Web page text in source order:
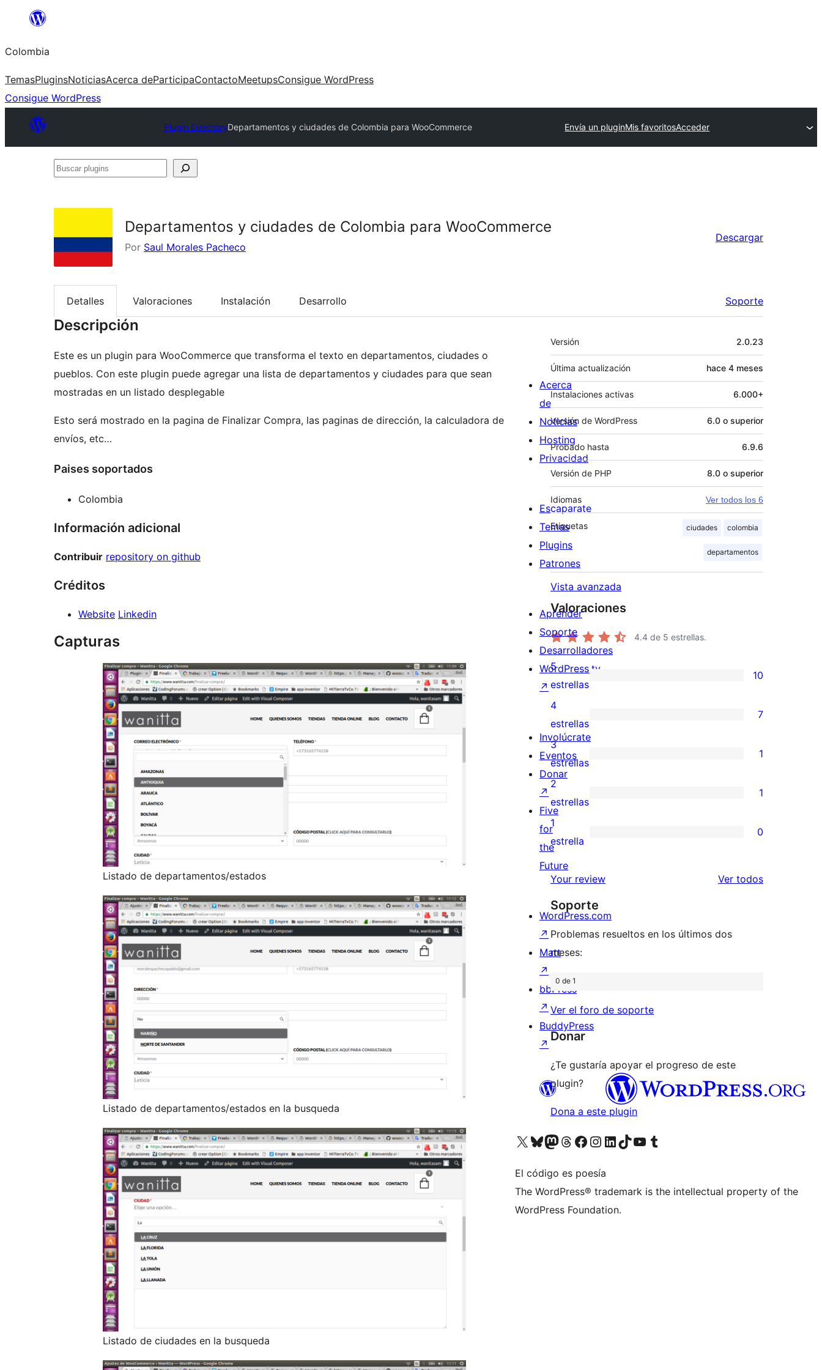
Saltar
contenido
Colombia
TemasPluginsNoticiasAcerca deParticipaContactoMeetupsConsigue WordPress
Consigue WordPress
Plugin DirectoryDepartamentos y ciudades de Colombia para WooCommerce Envía un pluginMis favoritosAcceder
Buscar
Departamentos y ciudades de Colombia para WooCommerce
Por Saul Morales Pacheco
Descargar
Detalles Valoraciones Instalación Desarrollo Soporte
Descripción
Este es un plugin para WooCommerce que transforma el texto en departamentos, ciudades o
pueblos. Con este plugin puede agregar una lista de departamentos y ciudades para que sean
mostradas en un listado desplegable
Esto será mostrado en la pagina de Finalizar Compra, las paginas de dirección, la calculadora de
envíos, etc…
Paises soportados
Colombia
Información adicional
Contribuir repository on github
Créditos
Website Linkedin
Capturas
Listado de departamentos/estados
Listado de departamentos/estados en la busqueda
Listado de ciudades en la busqueda
Meta
Versión 2.0.23
Última actualización hace 4 meses
Instalaciones activas 6.000+
Versión de WordPress 6.0 o superior
Probado hasta 6.9.6
Versión de PHP 8.0 o superior
Idiomas Ver todos los 6
Etiquetas ciudades colombia
departamentos
Vista avanzada
Valoraciones
4.4 de 5 estrellas.
10
valoraciones
de
5
estrellas
5
estrellas
10
7
valoraciones
de
4
estrellas
4
estrellas
7
1
valoración
de
3
estrellas
3
estrellas
1
1
valoración
de
2
estrellas
2
estrellas
1
0
de
estrellas
1
estrella
0
Your review Ver todoslos
Soporte
Problemas resueltos en los últimos dos
meses:
0 de 1
Ver el foro de soporte
Donar
¿Te gustaría apoyar el progreso de este
plugin?
Dona a este plugin
Acerca
de
Noticias
Hosting
Privacidad
Escaparate
Temas
Plugins
Patrones
Aprender
Soporte
Desarrolladores
WordPress.tv
↗
Involúcrate
Eventos
Donar
↗
Five
for
the
Future
WordPress.com
↗
Matt
↗
bbPress
↗
BuddyPress
↗
Visita nuestra cuenta de X (anteriormente Twitter)
Visita nuestra cuenta de Bluesky
Visita nuestra cuenta de Mastodon
Visita nuestra cuenta de Threads
Visita nuestra página de Facebook
Visita nuestra cuenta de Instagram
Visita nuestra cuenta de LinkedIn
Visita nuestra cuenta de TikTok
Visita nuestro canal de YouTube
Visita nuestra cuenta de Tumblr
El código es poesía
The WordPress® trademark is the intellectual property of the
WordPress Foundation.